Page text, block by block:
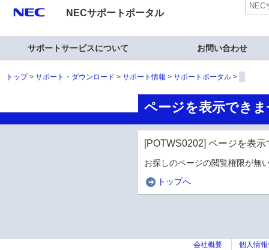
NECサポートポータル
サポートサービスについて お問い合わせ
トップ サポート・ダウンロード サポート情報 サポートポータル
ページを表示でき
[POTWS0202] ページを表
お探しのページの閲覧権限が無
トップへ
会社概要 個人情